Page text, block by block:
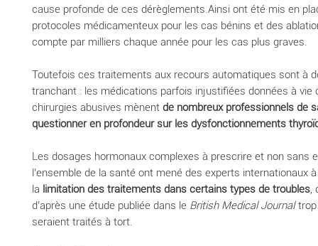
cause profonde de ces dérèglements.Ainsi ont été mis en
protocoles médicamenteux pour les cas bénins et des
compte par milliers chaque année pour les cas plus graves.
Toutefois ces traitements aux recours automatiques sont à
tranchant : les médications parfois injustifiées données à vie
chirurgies abusives mènent de nombreux professionnels de
questionner en profondeur sur les dysfonctionnements
Les dosages hormonaux complexes à prescrire et non sans
l’ensemble de la santé ont mené des experts internationaux
la limitation des traitements dans certains types de troubles,
d’après une étude publiée dans le British Medical Journaltrop
seraient traités à tort.